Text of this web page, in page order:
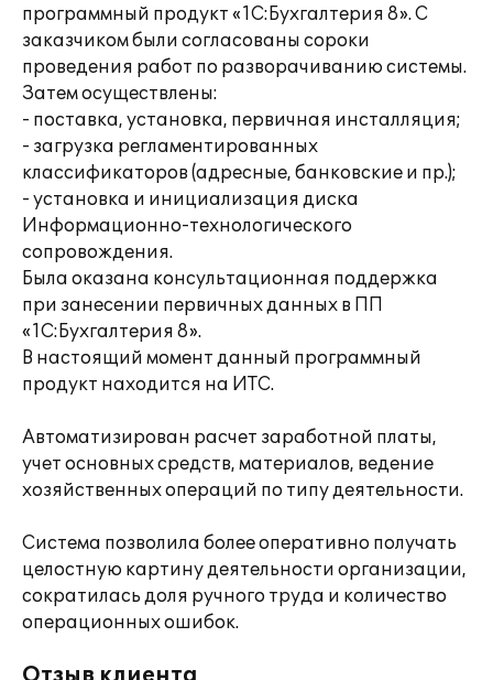
программный продукт «1С:Бухгалтерия 8». С
заказчиком были согласованы сороки
проведения работ по разворачиванию системы.
Затем осуществлены:
- поставка, установка, первичная инсталляция;
- загрузка регламентированных
классификаторов (адресные, банковские и пр.);
- установка и инициализация диска
Информационно-технологического
сопровождения.
Была оказана консультационная поддержка
при занесении первичных данных в ПП
«1С:Бухгалтерия 8».
В настоящий момент данный программный
продукт находится на ИТС.
Автоматизирован расчет заработной платы,
учет основных средств, материалов, ведение
хозяйственных операций по типу деятельности.
Система позволила более оперативно получать
целостную картину деятельности организации,
сократилась доля ручного труда и количество
операционных ошибок.